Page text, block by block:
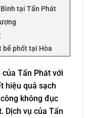
tại Tấn Phát
bể phốt tại Hòa
Bình
lập tức
không?
của Tấn Phát với
hiệu quả sạch
không đục
Dịch vụ của Tấn